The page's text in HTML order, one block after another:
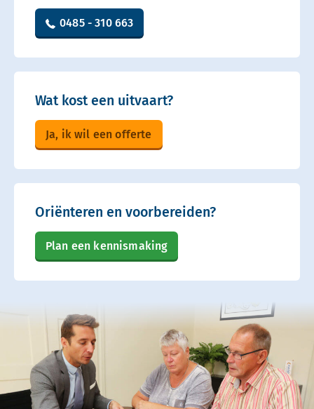
0485 - 310 663
Wat kost een uitvaart?
Ja, ik wil een offerte
Oriënteren en voorbereiden?
Plan een kennismaking